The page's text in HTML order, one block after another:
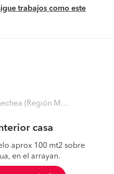
trabajos como este
Metropolitana - Santiago)
casa
aprox 100 mt2 sobre
en el arrayan.